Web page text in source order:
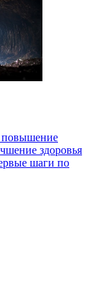
повышение
здоровья
шаги по